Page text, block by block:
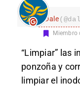
Dale
Miembro
“Limpiar” las
ponzoña y
limpiar el